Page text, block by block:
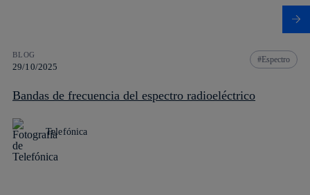
BLOG
29/10/2025
Espectro
Bandas de frecuencia del espectro radioeléctrico
Telefónica